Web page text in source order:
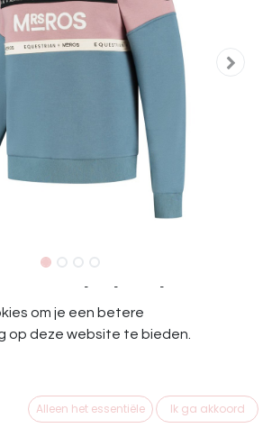
Blush Noir
Noir
om je een betere
op deze website te bieden.
Alleen het essentiële Ik ga akkoord